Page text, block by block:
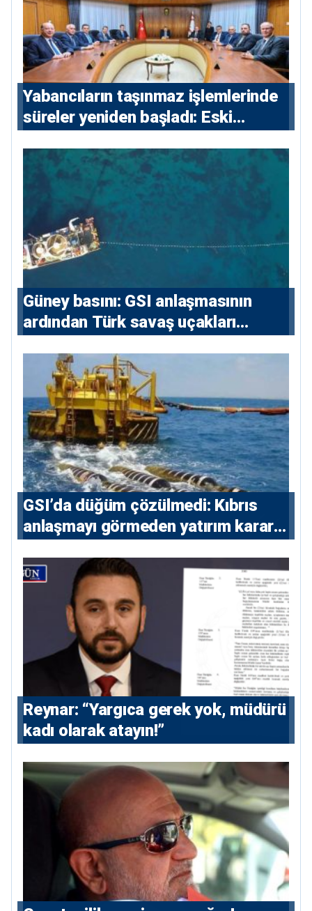
Yabancıların taşınmaz işlemlerinde
süreler yeniden başladı: Eski
konutlara 36 ay
Güney basını: ⁠GSI anlaşmasının
ardından Türk savaş uçakları
GSI’da düğüm çözülmedi: Kıbrıs
anlaşmayı görmeden yatırım kararı
Reynar: “Yargıca gerek yok, müdürü
kadı olarak atayın!”